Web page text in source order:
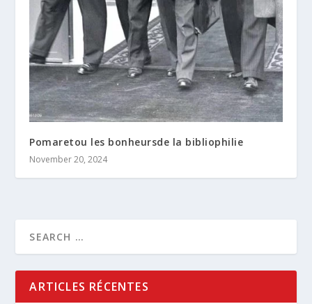
Pomaretou les bonheursde la bibliophilie
November 20, 2024
ARTICLES RÉCENTES